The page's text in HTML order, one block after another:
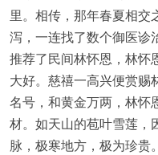
里。相传，那年春夏相交
泻，一连找了数个御医诊
推荐了民间林怀恩，林怀
大好。慈禧一高兴便赏赐
名号，和黄金万两，林怀
材。如天山的苞叶雪莲，
脉，极寒地方，极为珍贵